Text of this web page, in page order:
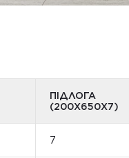
ПІДЛОГА
(200Х650X7)
7